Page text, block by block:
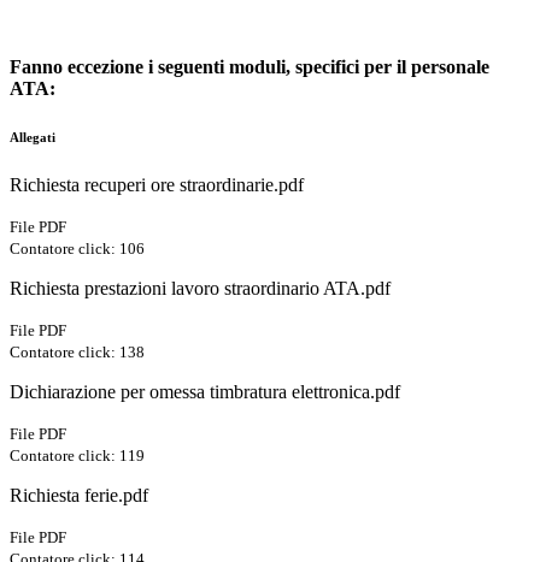
Fanno eccezione i seguenti moduli, specifici per il personale
ATA:
Allegati
Richiesta recuperi ore straordinarie.pdf
File PDF
Contatore click: 106
Richiesta prestazioni lavoro straordinario ATA.pdf
File PDF
Contatore click: 138
Dichiarazione per omessa timbratura elettronica.pdf
File PDF
Contatore click: 119
Richiesta ferie.pdf
File PDF